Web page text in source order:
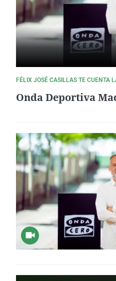
FÉLIX JOSÉ CASILLAS TE CUENTA
Onda Deportiva